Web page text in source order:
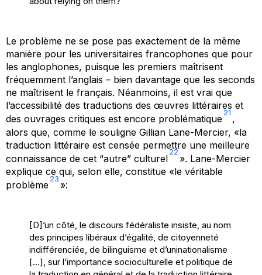
Le problème ne se pose pas exactement de la même
manière pour les universitaires francophones que pour
les anglophones, puisque les premiers maîtrisent
fréquemment l’anglais – bien davantage que les seconds
ne maîtrisent le français. Néanmoins, il est vrai que
l’accessibilité des traductions des œuvres littéraires et
des ouvrages critiques est encore problématique
21
,
alors que, comme le souligne Gillian Lane-Mercier, «la
traduction littéraire est censée permettre une meilleure
connaissance de cet “autre” culturel
22
». Lane-Mercier
explique ce qui, selon elle, constitue «le véritable
problème
23
»:
[D]’un côté, le discours fédéraliste insiste, au nom
des principes libéraux d’égalité, de citoyenneté
indifférenciée, de bilinguisme et d’uninationalisme
[…], sur l’importance socioculturelle et politique de